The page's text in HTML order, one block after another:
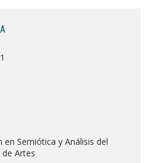
Semiótica y Análisis del
Artes